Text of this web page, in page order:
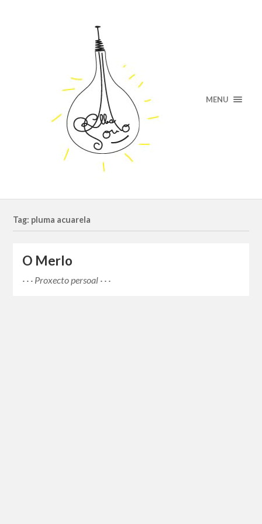
MENU
Tag: pluma acuarela
O Merlo
· · · Proxecto persoal · · ·